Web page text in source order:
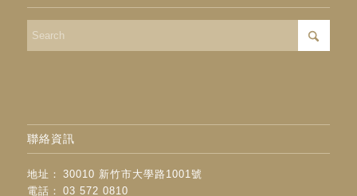
聯絡資訊
地址：
30010 新竹市大學路1001號
電話：
03 572 0810